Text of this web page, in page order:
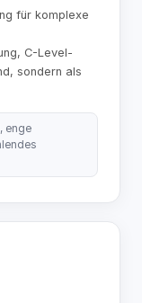
für komplexe
C-Level-
sondern als
enge